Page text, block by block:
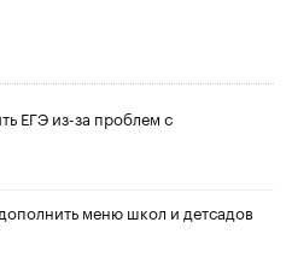
ЕГЭ из-за проблем с
меню школ и детсадов